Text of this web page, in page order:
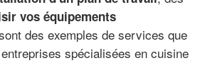
vos équipements
des exemples de services que
spécialisées en cuisine